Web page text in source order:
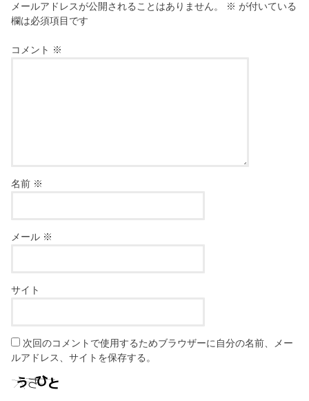
メールアドレスが公開されることはありません。 ※ が付いている
欄は必須項目です
コメント ※
名前 ※
メール ※
サイト
次回のコメントで使用するためブラウザーに自分の名前、メー
ルアドレス、サイトを保存する。